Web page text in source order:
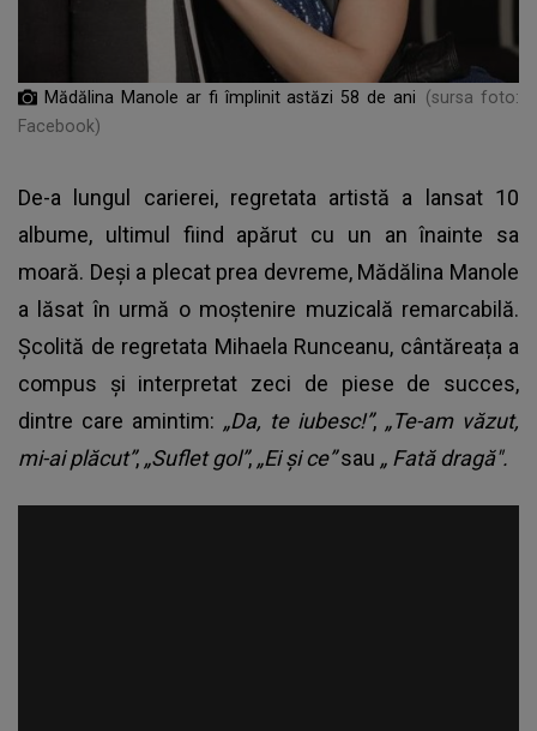
Mădălina Manole ar fi împlinit astăzi 58 de ani
(sursa foto:
Facebook)
De-a lungul carierei, regretata artistă a lansat 10
albume, ultimul fiind apărut cu un an înainte sa
moară. Deși a plecat prea devreme, Mădălina Manole
a lăsat în urmă o moștenire muzicală remarcabilă.
Școlită de regretata Mihaela Runceanu, cântăreața a
compus și interpretat zeci de piese de succes,
dintre care amintim: „Da, te iubesc!”, „Te-am văzut,
mi-ai plăcut”, „Suflet gol”, „Ei și ce”sau „ Fată dragă".